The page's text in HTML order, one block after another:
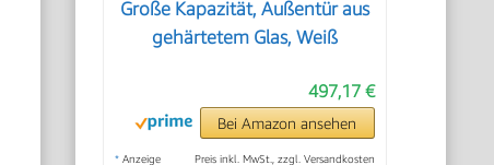
Große Kapazität, Außentür aus
gehärtetem Glas, Weiß
497,17 €
Bei Amazon ansehen
* Anzeige Preis inkl. MwSt., zzgl. Versandkosten